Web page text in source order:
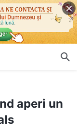
fals
aperi un